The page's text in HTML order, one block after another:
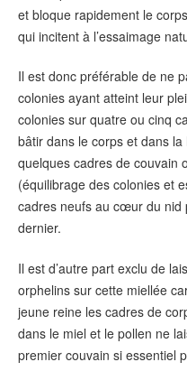
et bloque rapidement le
qui incitent à l’essaimage
Il est donc préférable de ne
colonies ayant atteint leur
colonies sur quatre ou cinq
bâtir dans le corps et dans la
quelques cadres de couvain
(équilibrage des colonies et
cadres neufs au cœur du nid
dernier.
Il est d’autre part exclu de
orphelins sur cette miellée
jeune reine les cadres de
dans le miel et le pollen ne
premier couvain si essentiel